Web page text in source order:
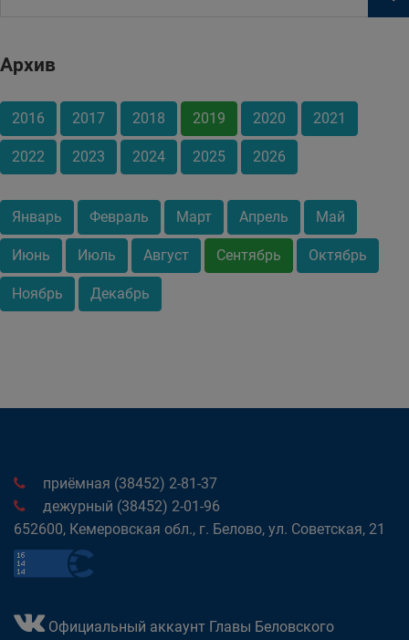
Архив
2016 2017 2018 2019 2020 2021
2022 2023 2024 2025 2026
Январь Февраль Март Апрель Май
Июнь Июль Август Сентябрь Октябрь
Ноябрь Декабрь
приёмная (38452) 2-81-37
дежурный (38452) 2-01-96
652600, Кемеровская обл., г. Белово, ул. Советская, 21
Официальный аккаунт Главы Беловского